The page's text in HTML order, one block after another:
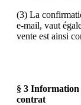
(3) La
e-mail, vaut
vente est ainsi
§ 3 Information
contrat